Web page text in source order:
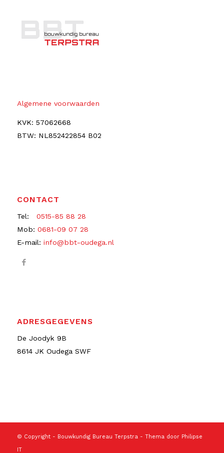
Algemene voorwaarden
KVK: 57062668
BTW: NL852422854 B02
CONTACT
Tel: 0515-85 88 28
Mob: 0681-09 07 28
E-mail: info@bbt-oudega.nl
ADRESGEGEVENS
De Joodyk 9B
8614 JK Oudega SWF
© Copyright - Bouwkundig Bureau Terpstra- Thema door Philipse
IT